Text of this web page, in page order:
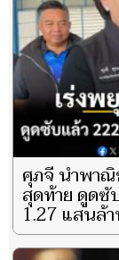
ศุภจี นำพาณิ
สุดท้าย ดูดซั
1.27 แสนล้